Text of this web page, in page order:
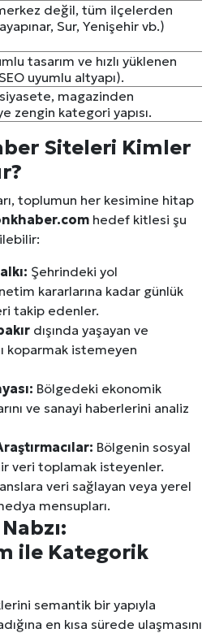
değil, tüm ilçelerden
Sur, Yenişehir vb.)
tasarım ve hızlı yüklenen
uyumlu altyapı).
magazinden
zengin kategori yapısı.
Siteleri Kimler
toplumun her kesimine hitap
hedef kitlesi şu
Şehrindeki yol
kararlarına kadar günlük
takip edenler.
dışında yaşayan ve
koparmak istemeyen
Bölgedeki ekonomik
ve sanayi haberlerini analiz
Bölgenin sosyal
veri toplamak isteyenler.
veri sağlayan veya yerel
mensupları.
Nabzı:
ile Kategorik
semantik bir yapıyla
en kısa sürede ulaşmasını